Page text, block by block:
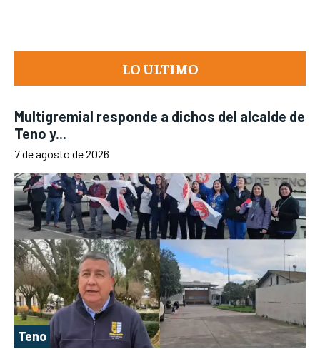
LO ULTIMO
Multigremial responde a dichos del alcalde de
Teno y...
7 de agosto de 2026
Teno